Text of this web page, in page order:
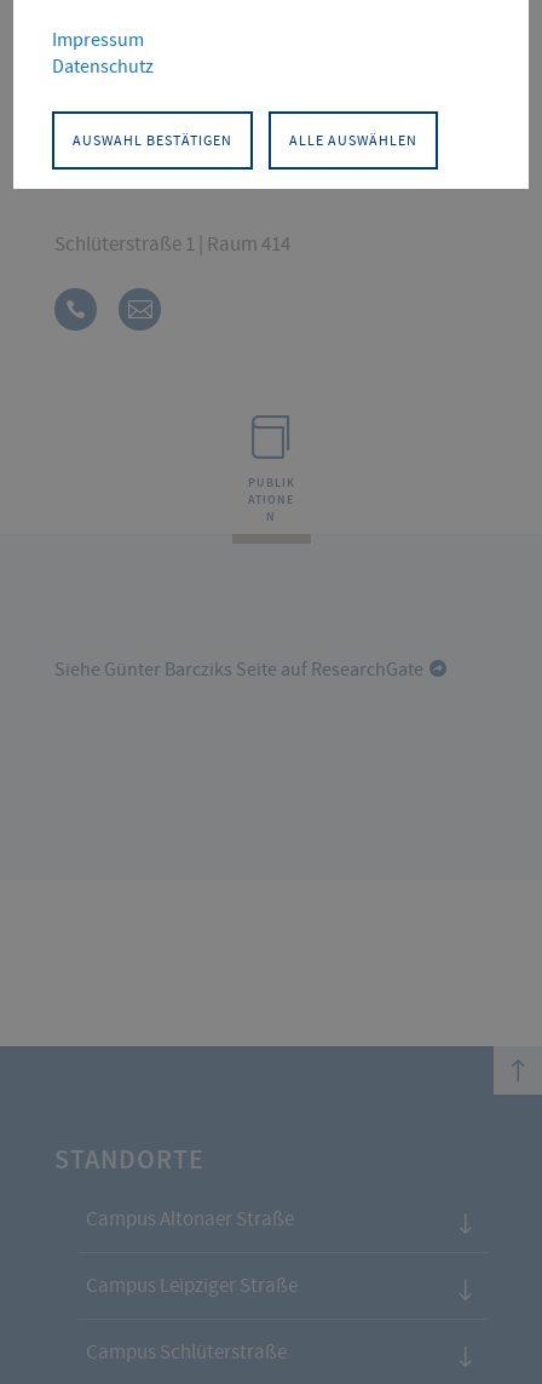
Architektur
Gleichstellungsbeauftragter
Schlüterstraße 1 | Raum 414
PUBLIK
ATIONE
N
Siehe Günter Barcziks Seite auf ResearchGate
top
STANDORTE
Campus Altonaer Straße
Campus Leipziger Straße
Campus Schlüterstraße
Impressum
Datenschutz
AUSWAHL BESTÄTIGEN ALLE AUSWÄHLEN